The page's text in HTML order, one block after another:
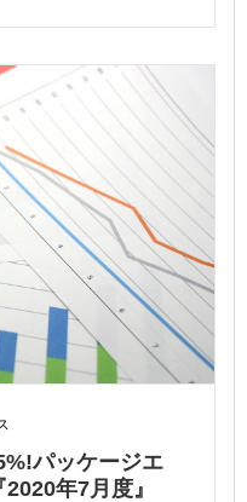
パッケージエ
年7月度』